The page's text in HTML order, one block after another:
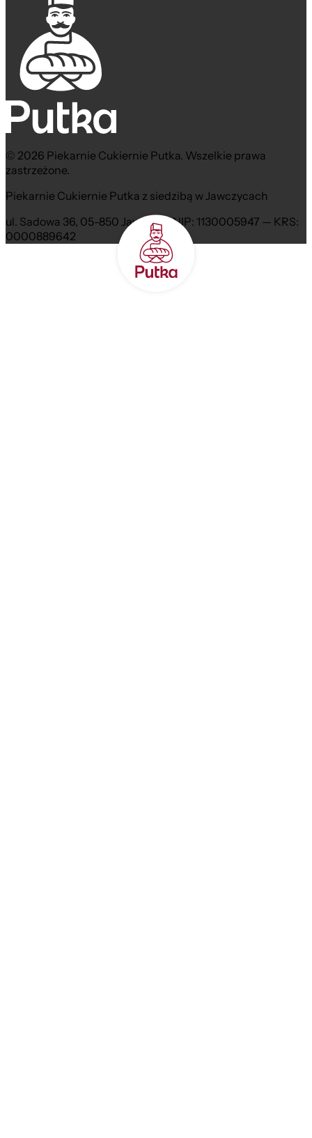
© 2026 Piekarnie Cukiernie Putka. Wszelkie prawa
zastrzeżone.
Piekarnie Cukiernie Putka z siedzibą w Jawczycach
ul. Sadowa 36, 05-850 Jawczyce NIP: 1130005947 — KRS:
0000889642